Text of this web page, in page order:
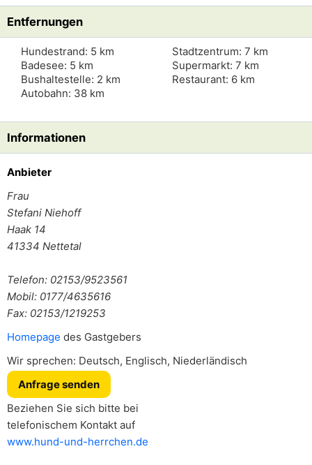
Entfernungen
Hundestrand: 5 km
Badesee: 5 km
Bushaltestelle: 2 km
Autobahn: 38 km
Stadtzentrum: 7 km
Supermarkt: 7 km
Restaurant: 6 km
Informationen
Anbieter
Frau
Stefani Niehoff
Haak 14
41334 Nettetal
Telefon: 02153/9523561
Mobil: 0177/4635616
Fax: 02153/1219253
Homepage des Gastgebers
Wir sprechen: Deutsch, Englisch, Niederländisch
Anfrage senden
Beziehen Sie sich bitte bei
telefonischem Kontakt auf
www.hund-und-herrchen.de